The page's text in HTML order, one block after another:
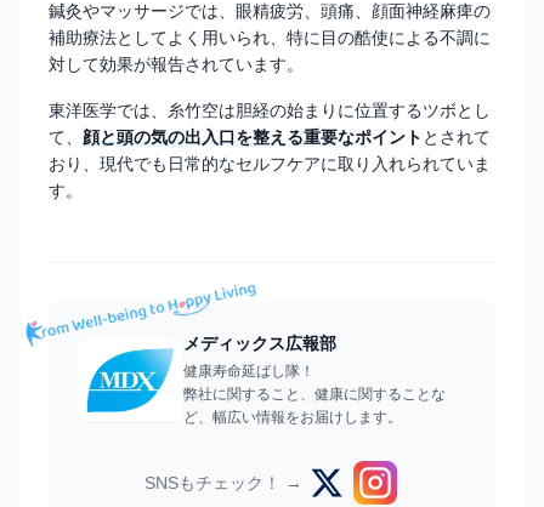
鍼灸やマッサージでは、眼精疲労、頭痛、顔面神経麻痺の
補助療法としてよく用いられ、特に目の酷使による不調に
対して効果が報告されています。
東洋医学では、糸竹空は胆経の始まりに位置するツボとし
て、 顔と頭の気の出入口を整える重要なポイント とされて
おり、現代でも日常的なセルフケアに取り入れられていま
す。
メディックス広報部
健康寿命延ばし隊！
弊社に関すること、健康に関することな
ど、幅広い情報をお届けします。
SNSもチェック！ →